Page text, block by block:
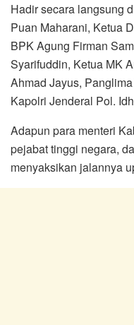
Hadir secara langsung
Puan Maharani, Ketua
BPK Agung Firman
Syarifuddin, Ketua MK
Ahmad Jayus,
Kapolri Jenderal Pol.
Adapun para menteri
pejabat tinggi negara,
menyaksikan jalannya